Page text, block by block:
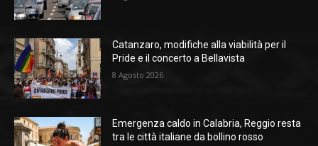
Catanzaro, modifiche alla viabilità per il
Pride e il concerto a Bellavista
8 Agosto 2026
Emergenza caldo in Calabria, Reggio resta
tra le città italiane da bollino rosso